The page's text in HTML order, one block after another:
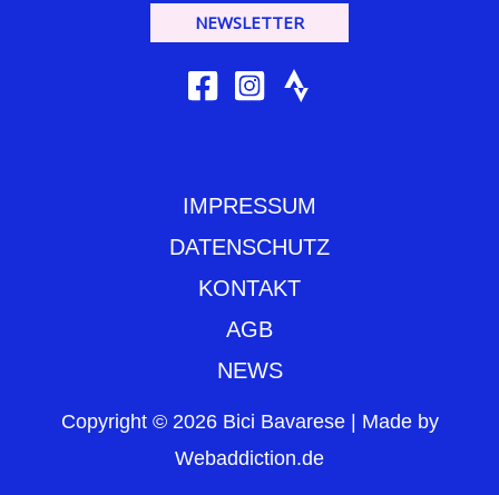
NEWSLETTER
IMPRESSUM
DATENSCHUTZ
KONTAKT
AGB
NEWS
Copyright © 2026 Bici Bavarese | Made by
Webaddiction.de